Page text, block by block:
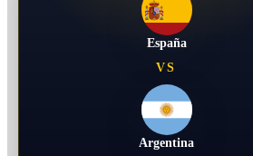
España
VS
Argentina